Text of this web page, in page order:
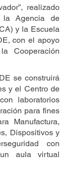
realizado
la Agencia de
y la Escuela
con el apoyo
Cooperación
se construirá
y el Centro de
laboratorios
para fines
Manufactura,
Dispositivos y
con
aula virtual